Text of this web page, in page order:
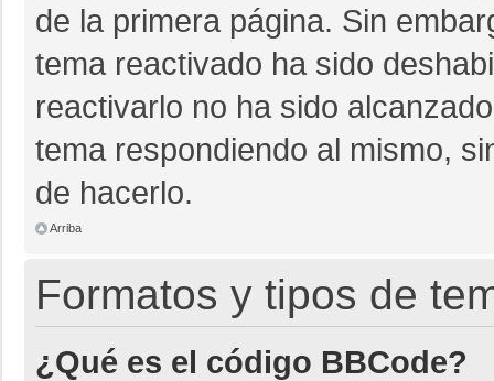
de la primera página. Sin
tema reactivado ha sido
reactivarlo no ha sido
tema respondiendo al mismo,
de hacerlo.
Arriba
Formatos y tipos de
¿Qué es el código BBCode?